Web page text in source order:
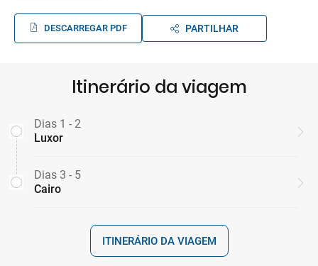
DESCARREGAR PDF PARTILHAR
Itinerário da viagem
Dias 1 - 2
Luxor
Dias 3 - 5
Cairo
ITINERÁRIO DA VIAGEM